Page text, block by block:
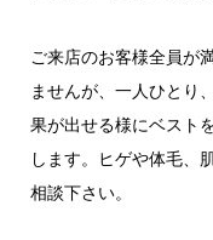
ご来店のお客様全員が
ませんが、一人ひとり
果が出せる様にベスト
します。ヒゲや体毛、
相談下さい。